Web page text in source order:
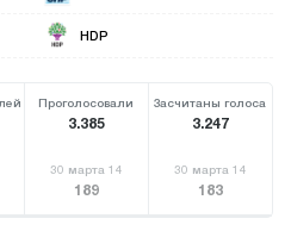
HDP
Проголосовали
3.385
Засчитаны голоса
3.247
30 марта 14
189
30 марта 14
183